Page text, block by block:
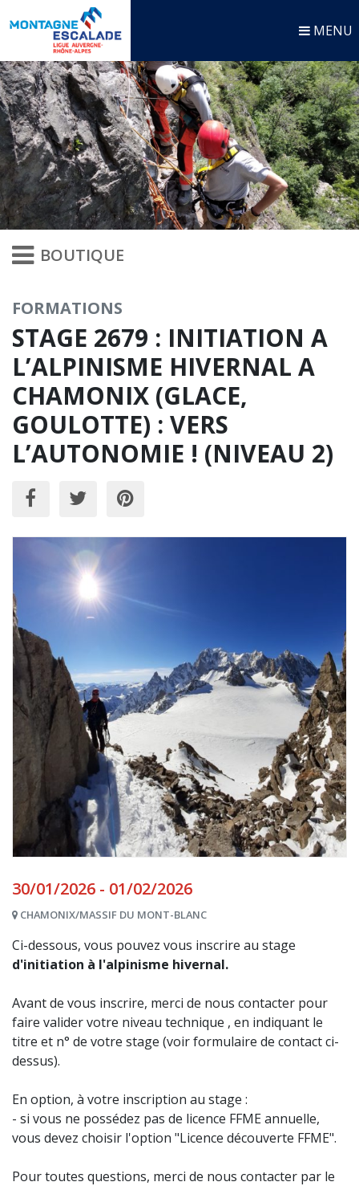
MENU
BOUTIQUE
FORMATIONS
STAGE 2679 : INITIATION A
L’ALPINISME HIVERNAL A
CHAMONIX (GLACE,
GOULOTTE) : VERS
L’AUTONOMIE ! (NIVEAU 2)
30/01/2026 - 01/02/2026
CHAMONIX/MASSIF DU MONT-BLANC
Ci-dessous, vous pouvez vous inscrire au stage
d'initiation à l'alpinisme hivernal.
Avant de vous inscrire, merci de nous contacter pour
faire valider votre niveau technique , en indiquant le
titre et n° de votre stage (voir formulaire de contact ci-
dessus).
En option, à votre inscription au stage :
- si vous ne possédez pas de licence FFME annuelle,
vous devez choisir l'option "Licence découverte FFME".
Pour toutes questions, merci de nous contacter par le